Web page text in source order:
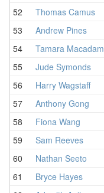
52
Thomas Camus
53
Andrew Pines
54
Tamara Macadam
55
Jude Symonds
56
Harry Wagstaff
57
Anthony Gong
58
Fiona Wang
59
Sam Reeves
60
Nathan Seeto
61
Bryce Hayes